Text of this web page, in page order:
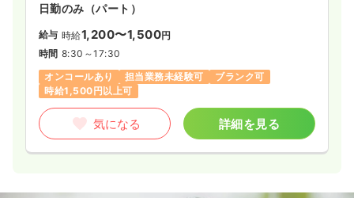
日勤のみ（パート）
給与 時給1,200〜1,500円
時間 8:30～17:30
オンコールあり
担当業務未経験可
ブランク可
時給1,500円以上可
気になる 詳細を見る